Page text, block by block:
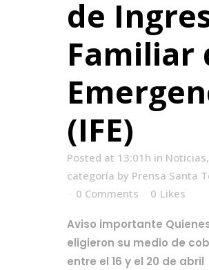
de
Familiar
(IFE)
Posted at 13:01h in Noticias,
categoría by Prensa Santa
0 Comments
0 Likes
Aviso importante
eligieron su medio de
entre el 16 y el 20 de abril